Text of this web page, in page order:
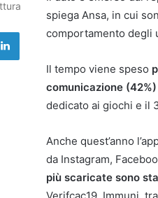
spiega Ansa, in cui
comportamento degli
Il tempo viene speso
comunicazione (42%)
dedicato ai giochi e il
Anche quest’anno
da Instagram,
più scaricate sono
LinkedIn